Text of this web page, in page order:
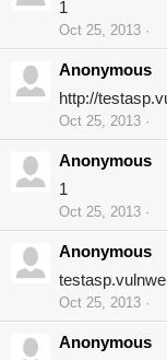
1
Oct 25, 2013
Anonymous
http://
Oct 25, 2013
Anonymous
1
Oct 25, 2013
Anonymous
Oct 25, 2013
Anonymous